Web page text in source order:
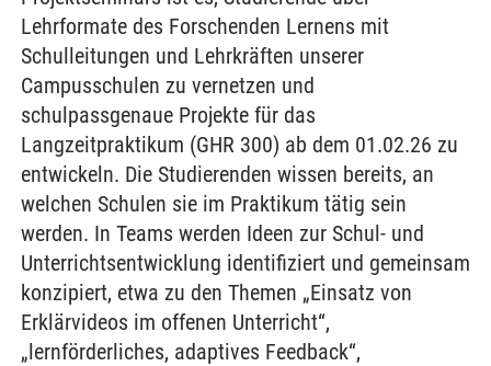
Lehrformate des Forschenden Lernens mit
Schulleitungen und Lehrkräften unserer
Campusschulen zu vernetzen und
schulpassgenaue Projekte für das
Langzeitpraktikum (GHR 300) ab dem 01.02.26 zu
entwickeln. Die Studierenden wissen bereits, an
welchen Schulen sie im Praktikum tätig sein
werden. In Teams werden Ideen zur Schul- und
Unterrichtsentwicklung identifiziert und gemeinsam
konzipiert, etwa zu den Themen „Einsatz von
Erklärvideos im offenen Unterricht“,
„lernförderliches, adaptives Feedback“,